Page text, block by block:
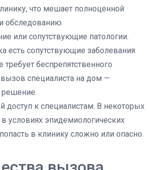
что мешает полноценной
обследованию.
или сопутствующие патологии.
есть сопутствующие заболевания
требует беспрепятственного
специалиста на дом —
решение.
доступ к специалистам. В некоторых
условиях эпидемиологических
в клинику сложно или опасно.